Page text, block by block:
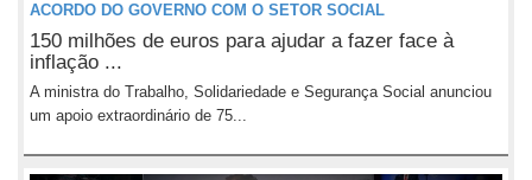
ACORDO DO GOVERNO COM O SETOR SOCIAL
150 milhões de euros para ajudar a fazer face à
inflação ...
A ministra do Trabalho, Solidariedade e Segurança Social anunciou
um apoio extraordinário de 75...